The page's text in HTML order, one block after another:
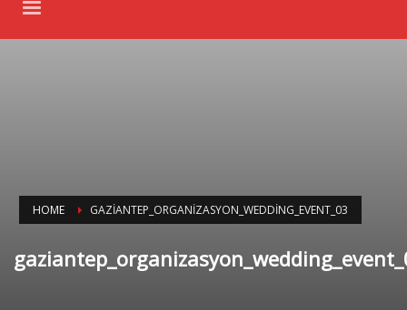
HOME GAZIANTEP_ORGANIZASYON_WEDDING_EVENT_03